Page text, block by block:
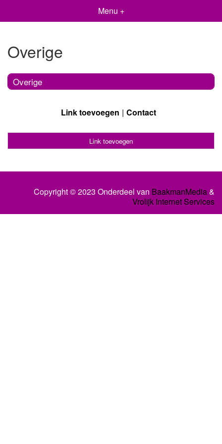
Menu +
Overige
Overige
Link toevoegen Contact
Link toevoegen
Copyright © 2023 Onderdeel van BaakmanMedia&
Vrolijk Internet Services